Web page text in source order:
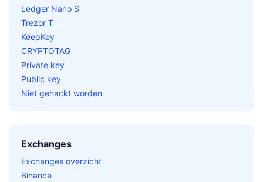
Ledger Nano S
Trezor T
KeepKey
CRYPTOTAG
Private key
Public key
Niet gehackt worden
Exchanges
Exchanges overzicht
Binance